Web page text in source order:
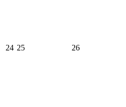
24 25 26